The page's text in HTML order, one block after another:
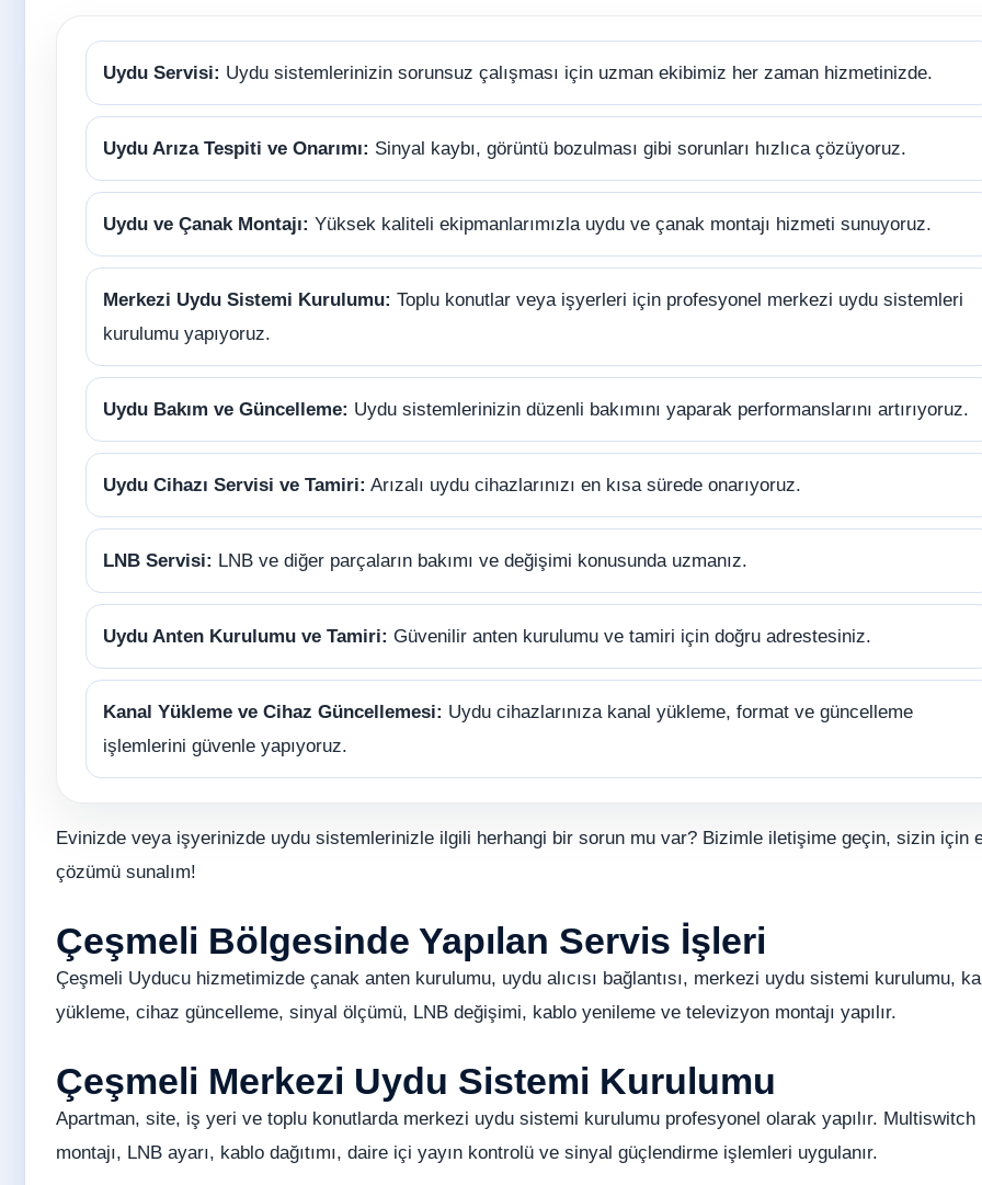
Uydu Servisi: Uydu sistemlerinizin sorunsuz çalışması için uzman ekibimiz her zaman hizmetinizde.
Uydu Arıza Tespiti ve Onarımı: Sinyal kaybı, görüntü bozulması gibi sorunları hızlıca çözüyoruz.
Uydu ve Çanak Montajı: Yüksek kaliteli ekipmanlarımızla uydu ve çanak montajı hizmeti sunuyoruz.
Merkezi Uydu Sistemi Kurulumu: Toplu konutlar veya işyerleri için profesyonel merkezi uydu sistemleri
kurulumu yapıyoruz.
Uydu Bakım ve Güncelleme: Uydu sistemlerinizin düzenli bakımını yaparak performanslarını artırıyoruz.
Uydu Cihazı Servisi ve Tamiri: Arızalı uydu cihazlarınızı en kısa sürede onarıyoruz.
LNB Servisi: LNB ve diğer parçaların bakımı ve değişimi konusunda uzmanız.
Uydu Anten Kurulumu ve Tamiri: Güvenilir anten kurulumu ve tamiri için doğru adrestesiniz.
Kanal Yükleme ve Cihaz Güncellemesi: Uydu cihazlarınıza kanal yükleme, format ve güncelleme
işlemlerini güvenle yapıyoruz.
Evinizde veya işyerinizde uydu sistemlerinizle ilgili herhangi bir sorun mu var? Bizimle iletişime geçin, sizin için
çözümü sunalım!
Çeşmeli Bölgesinde Yapılan Servis İşleri
Çeşmeli Uyducu hizmetimizde çanak anten kurulumu, uydu alıcısı bağlantısı, merkezi uydu sistemi kurulumu,
yükleme, cihaz güncelleme, sinyal ölçümü, LNB değişimi, kablo yenileme ve televizyon montajı yapılır.
Çeşmeli Merkezi Uydu Sistemi Kurulumu
Apartman, site, iş yeri ve toplu konutlarda merkezi uydu sistemi kurulumu profesyonel olarak yapılır. Multiswitch
montajı, LNB ayarı, kablo dağıtımı, daire içi yayın kontrolü ve sinyal güçlendirme işlemleri uygulanır.